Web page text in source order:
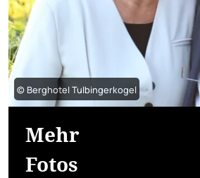
© Berghotel Tulbingerkogel
Mehr
Fotos